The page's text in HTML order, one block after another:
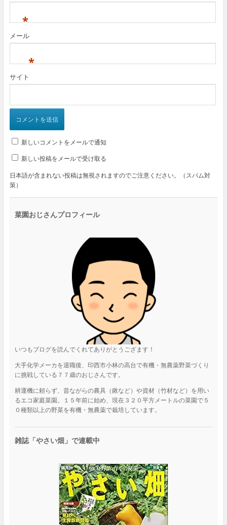
*
メール
*
サイト
新しいコメントをメールで通知
新しい投稿をメールで受け取る
日本語が含まれない投稿は無視されますのでご注意ください。（スパム対
策）
菜園おじさんプロフィール
いつもブログを読んでくれてありがとうござます！
大手化学メーカを退職後、印西市小林の高台で有機・無農薬野菜づくり
に挑戦している７７歳のおじさんです。
耕運機に頼らず、昔ながらの農具（鍬など）や資材（竹材など）を用い
るエコ家庭菜園。１５年前に始め、現在３２０平方メートルの菜園で５
０種類以上の野菜を有機・無農薬で栽培しています。
雑誌「やさい畑」で連載中